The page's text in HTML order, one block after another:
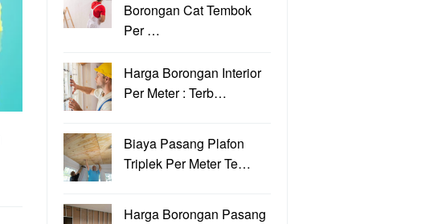
Borongan Cat Tembok
Per …
Harga Borongan Interior
Per Meter : Terb…
Biaya Pasang Plafon
Triplek Per Meter Te…
Harga Borongan Pasang